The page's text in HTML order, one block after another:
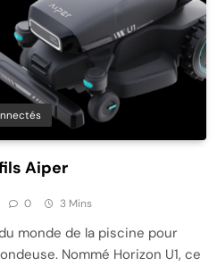
Aiper
0 3 Mins
monde de la piscine pour
Nommé Horizon U1, ce